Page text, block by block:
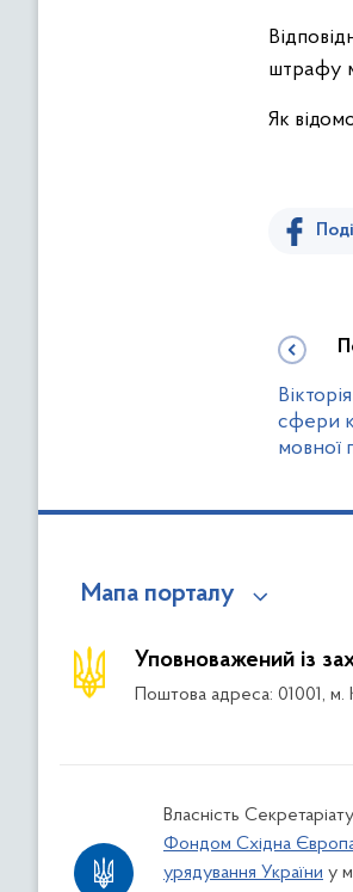
штрафу
Як
сфери
мовної
Мапа порталу
Уповноважений із
Поштова адреса: 01001,
Власність
Фондом Східна
урядування України у